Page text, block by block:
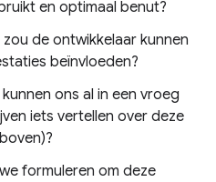
en optimaal benut?
de ontwikkelaar kunnen
beïnvloeden?
ons al in een vroeg
iets vertellen over deze
formuleren om deze